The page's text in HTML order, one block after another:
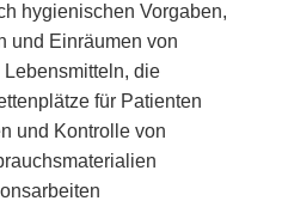
hygienischen Vorgaben,
und Einräumen von
die
für Patienten
und Kontrolle von